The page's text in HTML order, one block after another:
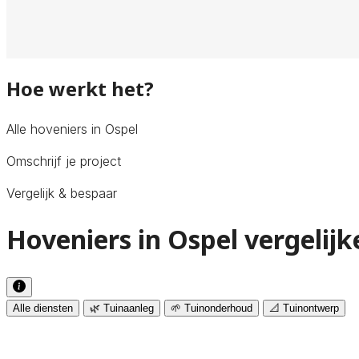
Hoe werkt het?
Alle hoveniers in Ospel
Omschrijf je project
Vergelijk & bespaar
Hoveniers in Ospel
Alle diensten 🌿 Tuinaanleg 🌱 Tuinonderhoud 📐 Tuinontwerp